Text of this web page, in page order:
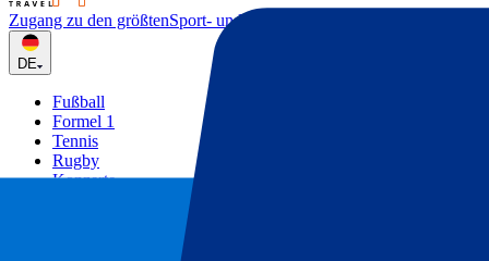
Zugang zu den größtenSport- und Musikevents
DE
Fußball
Formel 1
Tennis
Rugby
Konzerte